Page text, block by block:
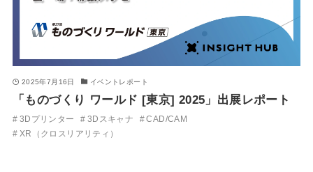
2025年7月16日 イベントレポート
「ものづくり ワールド [東京] 2025」出展レポート
3Dプリンター 3Dスキャナ
CAD/CAM
XR（クロスリアリティ）